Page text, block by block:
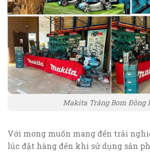
Makita Trảng Bom Đồng
Với mong muốn mang đến trải
lúc đặt hàng đến khi sử dụng sản